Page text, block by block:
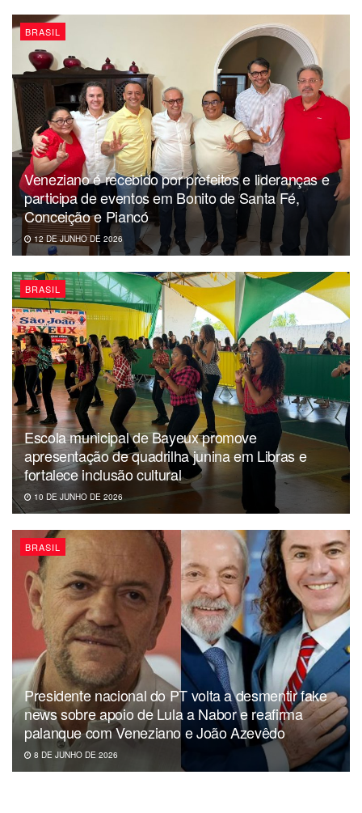
BRASIL
Veneziano é recebido por prefeitos e lideranças e
participa de eventos em Bonito de Santa Fé,
Conceição e Piancó
12 DE JUNHO DE 2026
BRASIL
Escola municipal de Bayeux promove
apresentação de quadrilha junina em Libras e
fortalece inclusão cultural
10 DE JUNHO DE 2026
BRASIL
Presidente nacional do PT volta a desmentir fake
news sobre apoio de Lula a Nabor e reafirma
palanque com Veneziano e João Azevêdo
8 DE JUNHO DE 2026